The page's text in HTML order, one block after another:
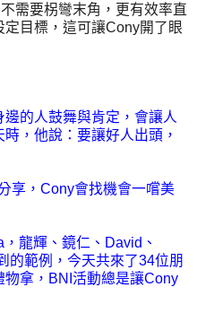
需要柺彎末角，更有效率直
目標，這可讓Cony開了眼
的人鼓舞與肯定，會讓人
，他說：要讓好人出頭，
享，Cony會找機會一嚐美
龍輝、鏡仁、David、
的範例，今天共來了34位朋
拿，BNI活動總是讓Cony